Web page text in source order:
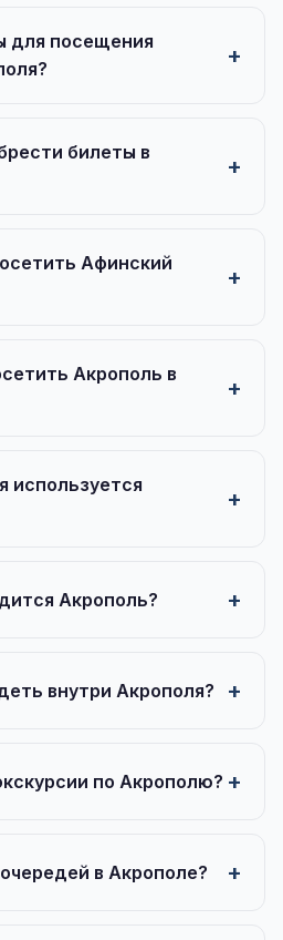
для посещения
билеты в
Афинский
Акрополь в
используется
Акрополь?
внутри Акрополя?
по Акрополю?
в Акрополе?